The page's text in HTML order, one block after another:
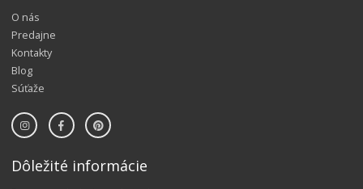
O nás
Predajne
Kontakty
Blog
Súťaže
Dôležité informácie